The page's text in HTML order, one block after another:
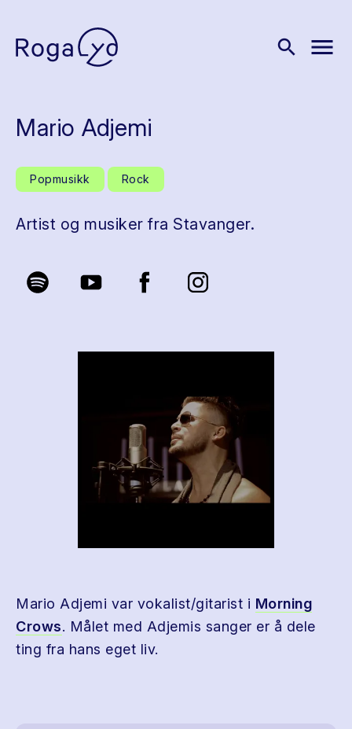
search menu
Mario Adjemi
Popmusikk Rock
Artist og musiker fra Stavanger.
Mario Adjemi var vokalist/gitarist i Morning
Crows. Målet med Adjemis sanger er å dele
ting fra hans eget liv.